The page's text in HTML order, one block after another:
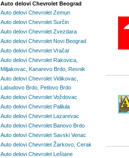
Auto delovi Chevrolet Beograd
Auto delovi Chevrolet Zemun
Auto delovi Chevrolet Surčin
Auto delovi Chevrolet Zvezdara
Auto delovi Chevrolet Novi Beograd
Auto delovi Chevrolet Vračar
Auto delovi Chevrolet Rakovica,
Miljakovac, Kanarevo Brdo, Resnik
Auto delovi Chevrolet Vidikovac,
Labudovo Brdo, Petlovo Brdo
Auto delovi Chevrolet Voždovac
Auto delovi Chevrolet Palilula
Auto delovi Chevrolet Lazarevac
Auto delovi Chevrolet Banovo Brdo
Auto delovi Chevrolet Savski Venac
Auto delovi Chevrolet Žarkovo, Cerak
Auto delovi Chevrolet Leštane